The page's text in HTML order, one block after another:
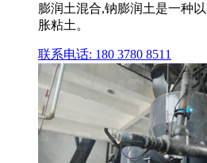
膨润土混合,钠膨润土是一种
胀粘土。
联系电话: 180 3780 8511